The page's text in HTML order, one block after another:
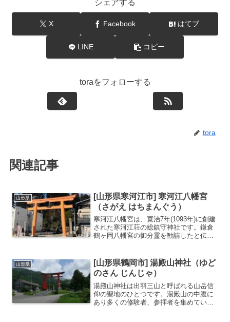
シェアする
X Facebook はてブ
LINE コピー
toraをフォローする
tora
関連記事
山形県
[山形県寒河江市] 寒河江八幡宮
（さがえ はちまんぐう）
寒河江八幡宮は、寛治7年(1093年)に創建
された寒河江荘の総鎮守神社です。鎌倉
鶴ヶ岡八幡宮の御分霊を勧請したと伝わ
開催され多くの人で賑わいます。寒河江
荘の総鎮守...
山形県
[山形県鶴岡市] 湯殿山神社（ゆど
のさん じんじゃ）
湯殿山神社は出羽三山と呼ばれる山岳信
仰の聖地のひとつです。湯殿山の中腹に
あり多くの修験者、参拝者を集めていま